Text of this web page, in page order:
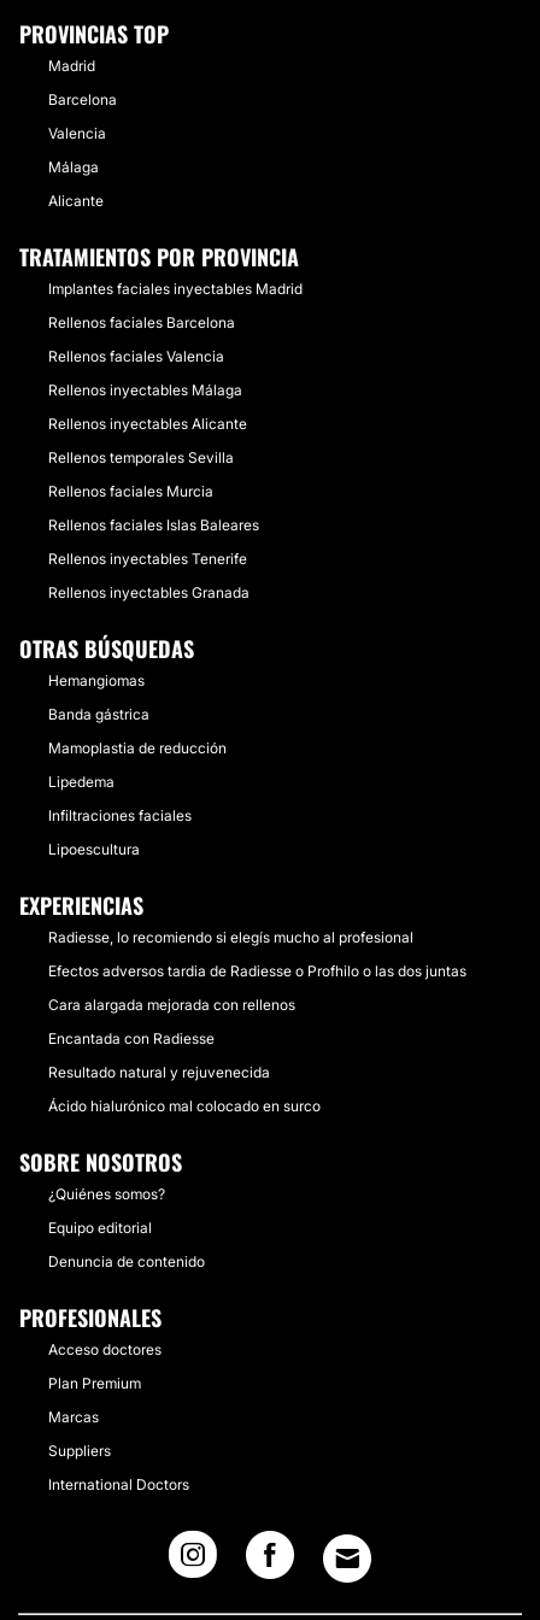
PROVINCIAS TOP
Madrid
Barcelona
Valencia
Málaga
Alicante
TRATAMIENTOS POR PROVINCIA
Implantes faciales inyectables Madrid
Rellenos faciales Barcelona
Rellenos faciales Valencia
Rellenos inyectables Málaga
Rellenos inyectables Alicante
Rellenos temporales Sevilla
Rellenos faciales Murcia
Rellenos faciales Islas Baleares
Rellenos inyectables Tenerife
Rellenos inyectables Granada
OTRAS BÚSQUEDAS
Hemangiomas
Banda gástrica
Mamoplastia de reducción
Lipedema
Infiltraciones faciales
Lipoescultura
EXPERIENCIAS
Radiesse, lo recomiendo si elegís mucho al profesional
Efectos adversos tardia de Radiesse o Profhilo o las dos juntas
Cara alargada mejorada con rellenos
Encantada con Radiesse
Resultado natural y rejuvenecida
Ácido hialurónico mal colocado en surco
SOBRE NOSOTROS
¿Quiénes somos?
Equipo editorial
Denuncia de contenido
PROFESIONALES
Acceso doctores
Plan Premium
Marcas
Suppliers
International Doctors